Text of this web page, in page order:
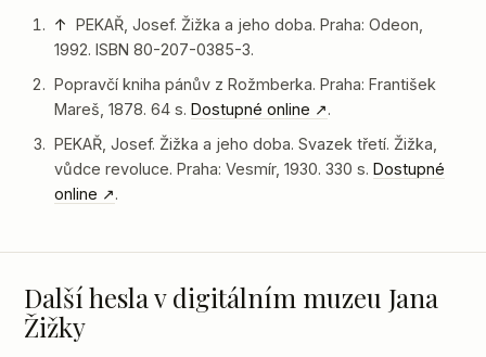
↑ PEKAŘ, Josef. Žižka a jeho doba. Praha: Odeon,
1992. ISBN 80-207-0385-3.
Popravčí kniha pánův z Rožmberka. Praha: František
Mareš, 1878. 64 s. Dostupné online
.
PEKAŘ, Josef. Žižka a jeho doba. Svazek třetí. Žižka,
vůdce revoluce. Praha: Vesmír, 1930. 330 s. Dostupné
online
.
Další hesla v digitálním muzeu Jana
Žižky